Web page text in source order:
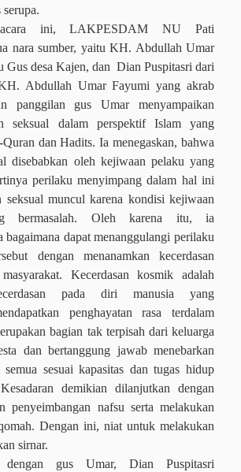
ini, LAKPESDAM NU Pati
nara sumber, yaitu KH. Abdullah Umar
Gus desa Kajen, dan Dian Puspitasri dari
Abdullah Umar Fayumi yang akrab
panggilan gus Umar menyampaikan
seksual dalam perspektif Islam yang
dan Hadits. Ia menegaskan, bahwa
disebabkan oleh kejiwaan pelaku yang
perilaku menyimpang dalam hal ini
seksual muncul karena kondisi kejiwaan
bermasalah. Oleh karena itu, ia
bagaimana dapat menanggulangi perilaku
dengan menanamkan kecerdasan
Kecerdasan kosmik adalah
pada diri manusia yang
penghayatan rasa terdalam
bagian tak terpisah dari keluarga
dan bertanggung jawab menebarkan
semua sesuai kapasitas dan tugas hidup
demikian dilanjutkan dengan
penyeimbangan nafsu serta melakukan
Dengan ini, niat untuk melakukan
sirnar.
dengan gus Umar, Dian Puspitasri